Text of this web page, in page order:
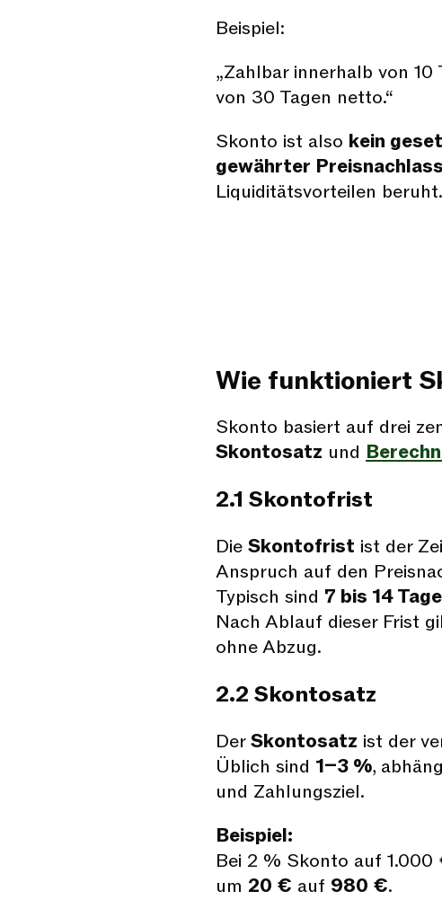
Beispiel:
„Zahlbar innerhalb von
von 30 Tagen netto.“
Skonto ist also kein
gewährter Preisnachlass
Liquiditätsvorteilen beruht.
Wie funktioniert
Skonto basiert auf drei
Skontosatz und
2.1 Skontofrist
Die Skontofrist ist der
Anspruch auf den
Typisch sind 7 bis 14 Tage
Nach Ablauf dieser Frist
ohne Abzug.
2.2 Skontosatz
DerSkontosatz ist der
Üblich sind 1–3 %,
und Zahlungsziel.
Beispiel:
Bei 2 % Skonto auf
um 20 € auf 980 €.